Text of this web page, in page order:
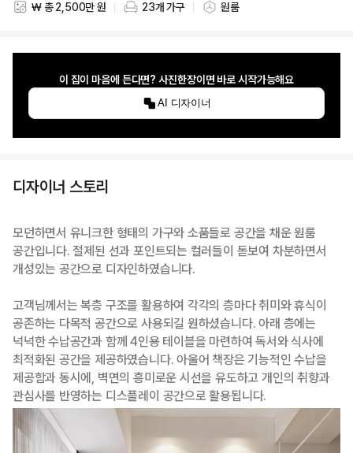
스타일링 비용
₩ 총 2,500만 원 스타일링 가구 개수
23개 가구 스타일링 공간
원룸
이 집이 마음에 든다면? 사진한장이면 바로 시작가능해요
AI 디자이너
디자이너 스토리
모던하면서 유니크한 형태의 가구와 소품들로 공간을 채운 원룸
공간입니다. 절제된 선과 포인트되는 컬러들이 돋보여 차분하면서
개성있는 공간으로 디자인하였습니다.
고객님께서는 복층 구조를 활용하여 각각의 층마다 취미와 휴식이
공존하는 다목적 공간으로 사용되길 원하셨습니다. 아래 층에는
넉넉한 수납공간과 함께 4인용 테이블을 마련하여 독서와 식사에
최적화된 공간을 제공하였습니다. 아울어 책장은 기능적인 수납을
제공함과 동시에, 벽면의 흥미로운 시선을 유도하고 개인의 취향과
관심사를 반영하는 디스플레이 공간으로 활용됩니다.